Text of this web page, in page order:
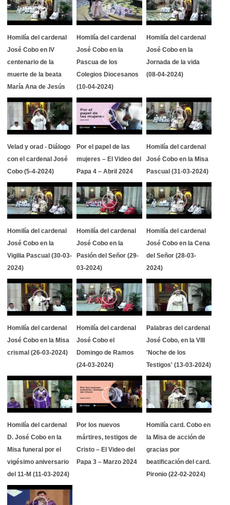
Homilía del cardenal
José Cobo en IV
centenario de la
muerte de la beata
María Ana de Jesús
Homilía del cardenal
José Cobo en la
Pascua de los
Colegios Diocesanos
(10-04-2024)
Homilía del cardenal
José Cobo en la
Jornada de la vida
(08-04-2024)
Velad y orad - Diálogo
con el cardenal José
Cobo (5-4-2024)
Por el papel de las
mujeres – El Video del
Papa 4 – Abril 2024
Homilía del cardenal
José Cobo en la Misa
Pascual (31-03-2024)
Homilía del cardenal
José Cobo en la
Vigilia Pascual (30-03-
2024)
Homilía del cardenal
José Cobo en la
Pasión del Señor (29-
03-2024)
Homilía del cardenal
José Cobo en la Cena
del Señor (28-03-
2024)
Homilía del cardenal
José Cobo en la Misa
crismal (26-03-2024)
Homilía del cardenal
José Cobo el
Domingo de Ramos
(24-03-2024)
Palabras del cardenal
José Cobo, en la VIII
'Noche de los
Testigos' (13-03-2024)
Homilía del cardenal
D. José Cobo en la
Misa funeral por el
vigésimo aniversario
del 11-M (11-03-2024)
Por los nuevos
mártires, testigos de
Cristo – El Video del
Papa 3 – Marzo 2024
Homilía card. Cobo en
la Misa de acción de
gracias por
beatificación del card.
Pironio (22-02-2024)